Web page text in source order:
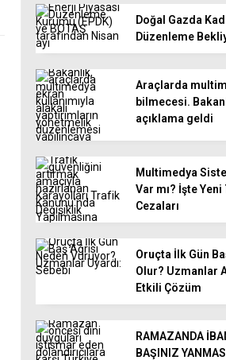
Doğal Gazda
Düzenleme
Araçlarda
bilmecesi.
açıklama geldi
Multimedya
Var mı? İşte
Cezaları
Oruçta İlk Gün
Olur? Uzmanlar
Etkili Çözüm
RAMAZANDA
BAŞINIZ